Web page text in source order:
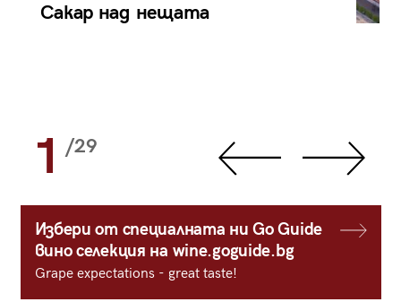
Сакар над нещата
1 /29
Избери от специалната ни Go Guide
вино селекция на wine.goguide.bg
Grape expectations - great taste!